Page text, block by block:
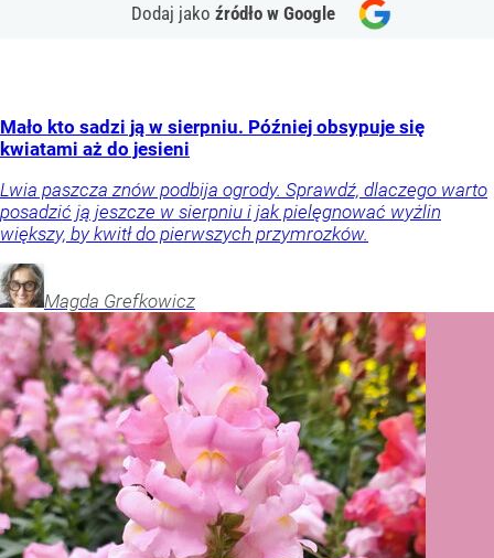
Dodaj jako źródło w Google
Mało kto sadzi ją w sierpniu. Później obsypuje się
kwiatami aż do jesieni
Lwia paszcza znów podbija ogrody. Sprawdź, dlaczego warto
posadzić ją jeszcze w sierpniu i jak pielęgnować wyżlin
większy, by kwitł do pierwszych przymrozków.
Magda Grefkowicz